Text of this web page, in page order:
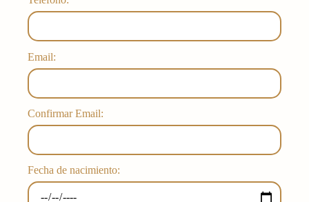
Email:
Confirmar Email:
Fecha de nacimiento: